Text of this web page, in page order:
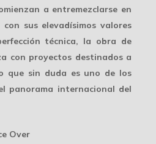
a entremezclarse en
sus elevadísimos valores
técnica, la obra de
con proyectos destinados a
que sin duda es uno de los
panorama internacional del
Over